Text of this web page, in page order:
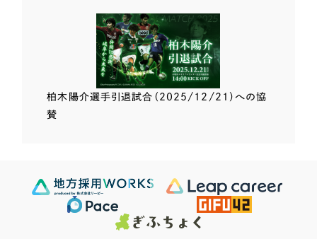
柏木陽介選手引退試合（2025/12/21）への協
賛